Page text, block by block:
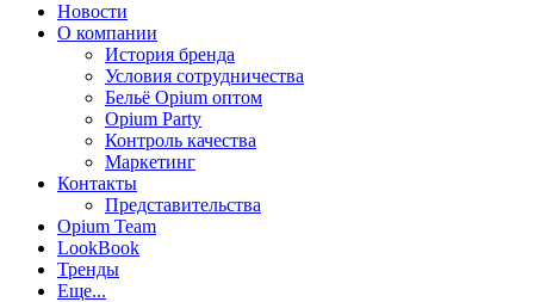
Новости
О компании
История бренда
Условия сотрудничества
Бельё Opium оптом
Opium Party
Контроль качества
Маркетинг
Контакты
Представительства
Opium Team
LookBook
Тренды
Еще...